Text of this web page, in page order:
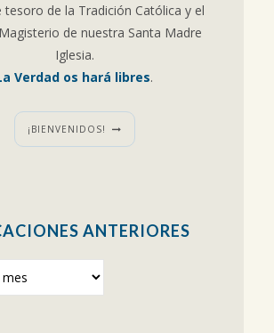
tesoro de la Tradición Católica y el
de nuestra Santa Madre
Iglesia.
Verdad os hará libres.
¡BIENVENIDOS!
ANTERIORES